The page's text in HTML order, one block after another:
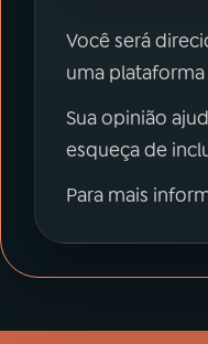
Você será
uma
Sua opinião
esqueça de
Para mais